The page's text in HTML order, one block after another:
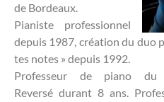
de Bordeaux.
Pianiste professionnel
depuis 1987, création du duo
tes notes » depuis 1992.
Professeur de piano du
Reversé durant 8 ans.